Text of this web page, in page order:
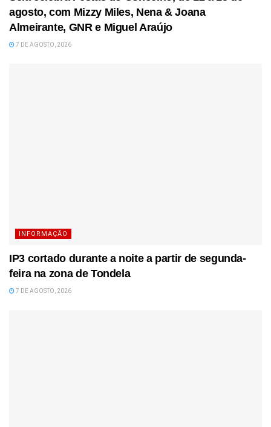
agosto, com Mizzy Miles, Nena & Joana
Almeirante, GNR e Miguel Araújo
7 DE AGOSTO, 2026
INFORMAÇÃO
IP3 cortado durante a noite a partir de segunda-
feira na zona de Tondela
7 DE AGOSTO, 2026